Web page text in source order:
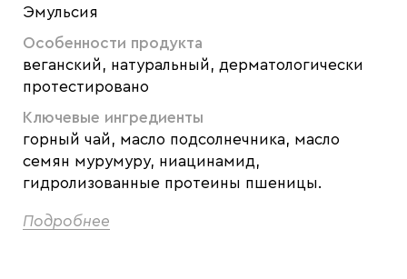
Эмульсия
Особенности продукта
веганский, натуральный, дерматологически
протестировано
Ключевые ингредиенты
горный чай, масло подсолнечника, масло
семян мурумуру, ниацинамид,
гидролизованные протеины пшеницы.
Подробнее